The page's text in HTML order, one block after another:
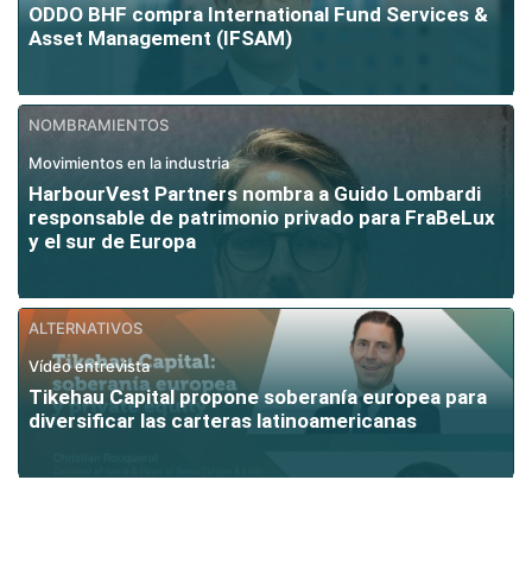
ODDO BHF compra International Fund Services &
Asset Management (IFSAM)
NOMBRAMIENTOS
Movimientos en la industria
HarbourVest Partners nombra a Guido Lombardi
responsable de patrimonio privado para FraBeLux
y el sur de Europa
ALTERNATIVOS
Vídeo entrevista
Tikehau Capital propone soberanía europea para
diversificar las carteras latinoamericanas